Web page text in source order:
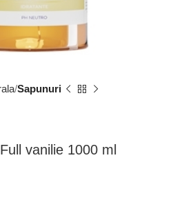
mări
Sapunuri
vanilie 1000 ml